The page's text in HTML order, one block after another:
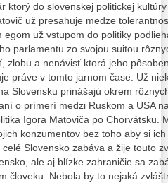
ktorý do slovenskej politickej
už presahuje medze
egom už vstupom do politiky
parlamentu zo svojou suitou
zlobu a nenávisť ktorá jeho
práve v tomto jarnom čase. Už
Slovensku prinášajú okrem
o prímerí medzi Ruskom a USA
Igora Matoviča po Chorvátsku.
konzumentov bez toho aby si
Slovensko zabáva a žije touto
ale aj blízke zahraničie sa
človeku. Nebola by to nejaká